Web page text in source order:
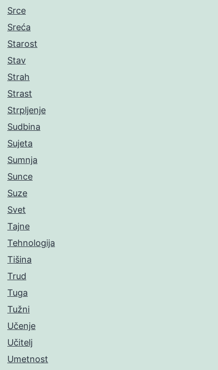
Srce
Sreća
Starost
Stav
Strah
Strast
Strpljenje
Sudbina
Sujeta
Sumnja
Sunce
Suze
Svet
Tajne
Tehnologija
Tišina
Trud
Tuga
Tužni
Učenje
Učitelj
Umetnost